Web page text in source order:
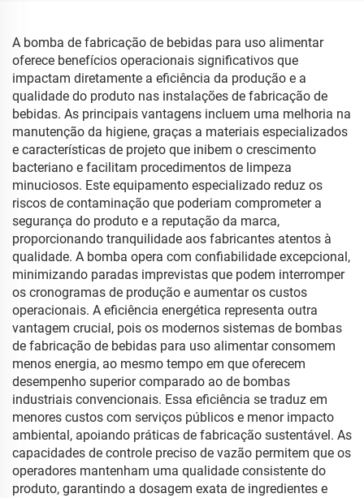
A bomba de fabricação de bebidas para uso alimentar
oferece benefícios operacionais significativos que
impactam diretamente a eficiência da produção e a
qualidade do produto nas instalações de fabricação de
bebidas. As principais vantagens incluem uma melhoria na
manutenção da higiene, graças a materiais especializados
e características de projeto que inibem o crescimento
bacteriano e facilitam procedimentos de limpeza
minuciosos. Este equipamento especializado reduz os
riscos de contaminação que poderiam comprometer a
segurança do produto e a reputação da marca,
proporcionando tranquilidade aos fabricantes atentos à
qualidade. A bomba opera com confiabilidade excepcional,
minimizando paradas imprevistas que podem interromper
os cronogramas de produção e aumentar os custos
operacionais. A eficiência energética representa outra
vantagem crucial, pois os modernos sistemas de bombas
de fabricação de bebidas para uso alimentar consomem
menos energia, ao mesmo tempo em que oferecem
desempenho superior comparado ao de bombas
industriais convencionais. Essa eficiência se traduz em
menores custos com serviços públicos e menor impacto
ambiental, apoiando práticas de fabricação sustentável. As
capacidades de controle preciso de vazão permitem que os
operadores mantenham uma qualidade consistente do
produto, garantindo a dosagem exata de ingredientes e